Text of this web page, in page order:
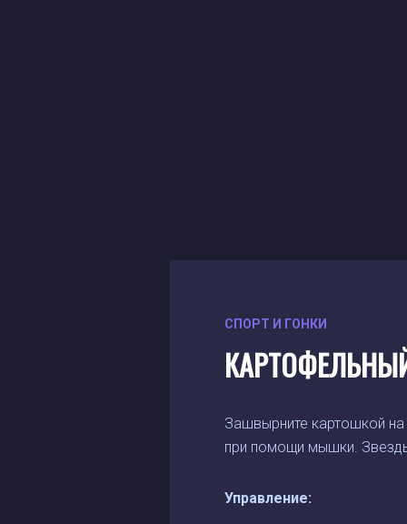
СПОРТ И ГОНКИ
Зашвырните картошкой
при помощи мышки.
Управление: